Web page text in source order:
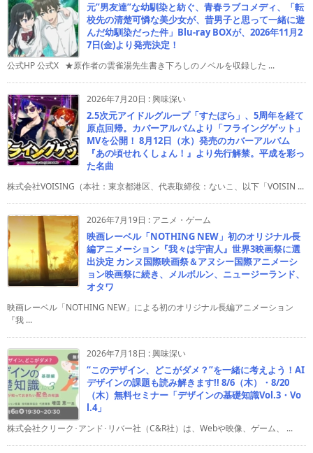
元”男友達”な幼馴染と紡ぐ、青春ラブコメディ、「転
校先の清楚可憐な美少女が、昔男子と思って一緒に遊
んだ幼馴染だった件」Blu-ray BOXが、2026年11月2
7日(金)より発売決定！
公式HP 公式X ★原作者の雲雀湯先生書き下ろしのノベルを収録した ...
2026年7月20日 :興味深い
2.5次元アイドルグループ「すたぽら」、5周年を経て
原点回帰。カバーアルバムより「フライングゲット」
MVを公開！ 8月12日（水）発売のカバーアルバム
『あの頃せれくしょん！』より先行解禁。平成を彩っ
た名曲
株式会社VOISING（本社：東京都港区、代表取締役：ないこ、以下「VOISIN ...
2026年7月19日 : アニメ・ゲーム
映画レーベル「NOTHING NEW」初のオリジナル長
編アニメーション『我々は宇宙人』世界3映画祭に選
出決定 カンヌ国際映画祭＆アヌシー国際アニメーシ
ョン映画祭に続き、メルボルン、ニュージーランド、
オタワ
映画レーベル「NOTHING NEW」による初のオリジナル長編アニメーション
『我 ...
2026年7月18日 :興味深い
“このデザイン、どこがダメ？”を一緒に考えよう！AI
デザインの課題も読み解きます!! 8/6（木）・8/20
（木）無料セミナー「デザインの基礎知識Vol.3・Vo
l.4」
株式会社クリーク･アンド･リバー社（C&R社）は、Webや映像、ゲーム、 ...